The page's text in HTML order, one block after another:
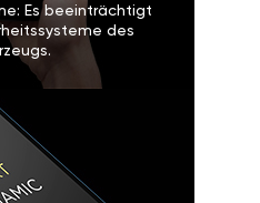
Es beeinträchtigt
des